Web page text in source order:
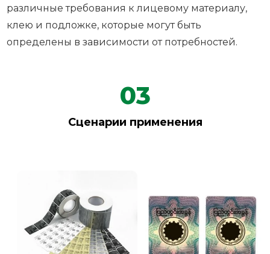
различные требования к лицевому материалу,
клею и подложке, которые могут быть
определены в зависимости от потребностей.
03
Сценарии применения